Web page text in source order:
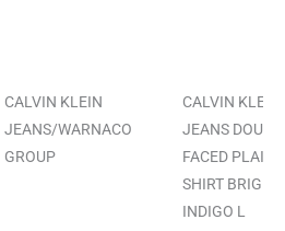
CALVIN KLEIN
JEANS/WARNACO
GROUP
CALVIN KLEIN
JEANS
FACED PLAID
SHIRT BRIGHT
INDIGO L